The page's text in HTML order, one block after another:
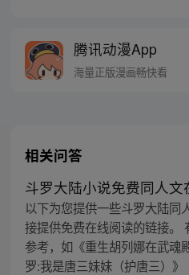
腾讯动漫App
海量正版漫画畅快看
相关问答
斗罗大陆小说免费同人文
以下为您提供一些斗罗大陆同
接提供免费在线阅读的链接。
参考，如《重生胡列娜在武魂
罗:我是唐三妹妹（护唐三）